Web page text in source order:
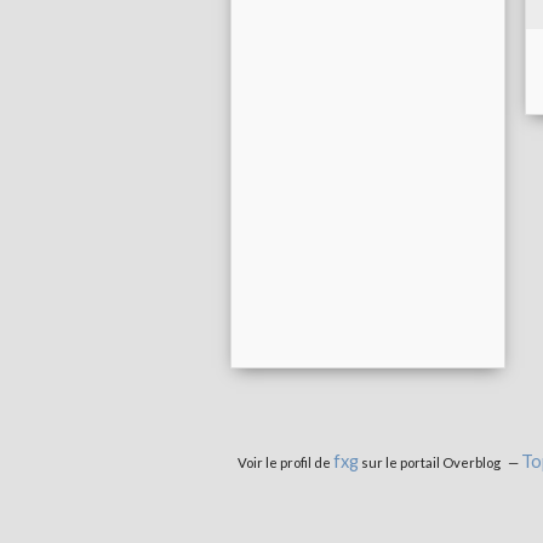
Voir le profil de fxgsur le portail Overblog